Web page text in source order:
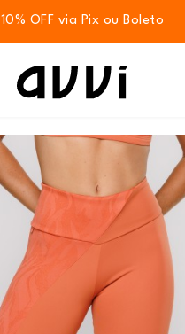
10% OFF via Pix ou Boleto